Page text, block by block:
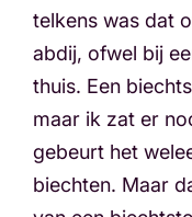
telkens was dat
abdij, ofwel bij
thuis. Een
maar ik zat er
gebeurt het
biechten. Maar